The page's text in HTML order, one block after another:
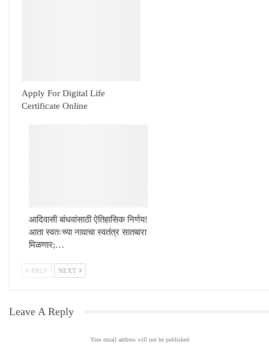
Apply For Digital Life
Certificate Online
आदिवासी बांधवांसाठी ऐतिहासिक निर्णय!
आता स्वतःच्या नावाचा स्वतंत्र सातबारा
मिळणार;…
PREV NEXT
Leave A Reply
Your email address will not be published.